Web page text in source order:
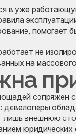
в уже
помогает
не
на
сопряжен
лишь внешнюю
юридических